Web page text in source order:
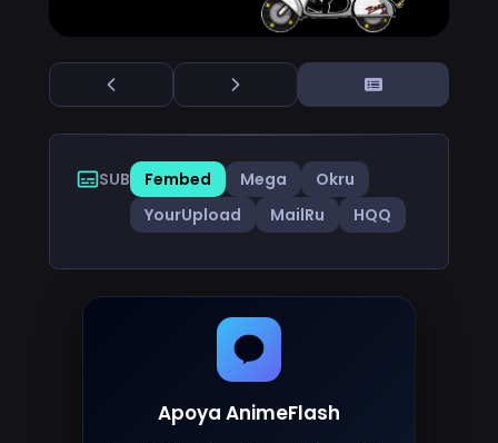
SUB Fembed Mega
Okru
YourUpload
MailRu HQQ
Apoya AnimeFlash